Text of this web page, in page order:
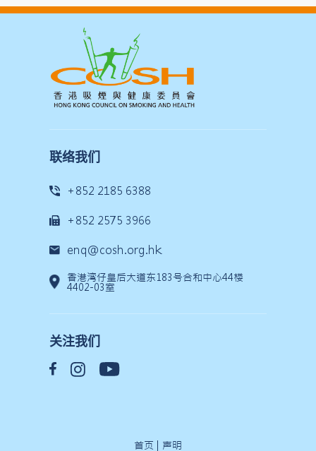
联络我们
+852 2185 6388
+852 2575 3966
enq@cosh.org.hk
香港湾仔皇后大道东183号合和中心44楼
4402-03室
关注我们
首页 声明